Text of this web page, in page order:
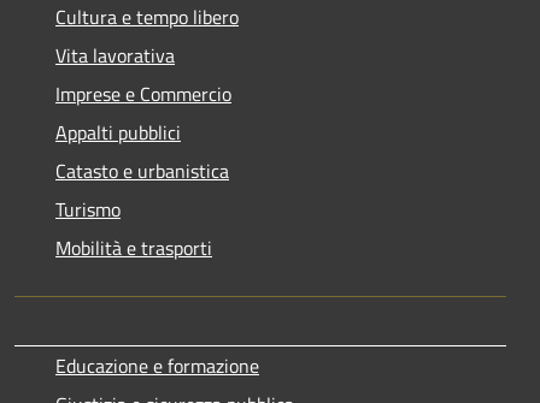
Cultura e tempo libero
Vita lavorativa
Imprese e Commercio
Appalti pubblici
Catasto e urbanistica
Turismo
Mobilità e trasporti
Educazione e formazione